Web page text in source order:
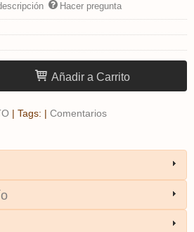
Hacer pregunta
Añadir a Carrito
| Tags: | Comentarios